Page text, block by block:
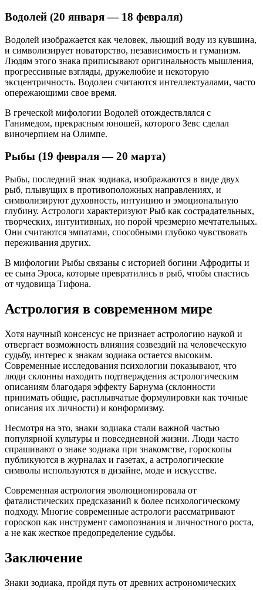
Водолей (20 января — 18 февраля)
Водолей изображается как человек, льющий воду из кувшина,
и символизирует новаторство, независимость и гуманизм.
Людям этого знака приписывают оригинальность мышления,
прогрессивные взгляды, дружелюбие и некоторую
эксцентричность. Водолеи считаются интеллектуалами, часто
опережающими свое время.
В греческой мифологии Водолей отождествлялся с
Ганимедом, прекрасным юношей, которого Зевс сделал
виночерпием на Олимпе.
Рыбы (19 февраля — 20 марта)
Рыбы, последний знак зодиака, изображаются в виде двух
рыб, плывущих в противоположных направлениях, и
символизируют духовность, интуицию и эмоциональную
глубину. Астрологи характеризуют Рыб как сострадательных,
творческих, интуитивных, но порой чрезмерно мечтательных.
Они считаются эмпатами, способными глубоко чувствовать
переживания других.
В мифологии Рыбы связаны с историей богини Афродиты и
ее сына Эроса, которые превратились в рыб, чтобы спастись
от чудовища Тифона.
Астрология в современном мире
Хотя научный консенсус не признает астрологию наукой и
отвергает возможность влияния созвездий на человеческую
судьбу, интерес к знакам зодиака остается высоким.
Современные исследования психологии показывают, что
люди склонны находить подтверждения астрологическим
описаниям благодаря эффекту Барнума (склонности
принимать общие, расплывчатые формулировки как точные
описания их личности) и конформизму.
Несмотря на это, знаки зодиака стали важной частью
популярной культуры и повседневной жизни. Люди часто
спрашивают о знаке зодиака при знакомстве, гороскопы
публикуются в журналах и газетах, а астрологические
символы используются в дизайне, моде и искусстве.
Современная астрология эволюционировала от
фаталистических предсказаний к более психологическому
подходу. Многие современные астрологи рассматривают
гороскоп как инструмент самопознания и личностного роста,
а не как жесткое предопределение судьбы.
Заключение
Знаки зодиака, пройдя путь от древних астрономических